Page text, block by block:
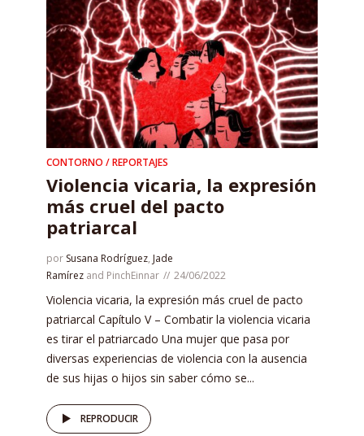
CONTORNO / REPORTAJES
Violencia vicaria, la expresión
más cruel del pacto
patriarcal
por Susana Rodríguez, Jade
Ramírez and PinchEinnar 24/06/2022
Violencia vicaria, la expresión más cruel de pacto
patriarcal Capítulo V – Combatir la violencia vicaria
es tirar el patriarcado Una mujer que pasa por
diversas experiencias de violencia con la ausencia
de sus hijas o hijos sin saber cómo se...
REPRODUCIR